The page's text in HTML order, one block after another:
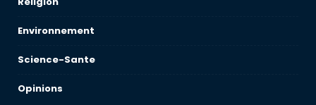
Environnement
Science-Sante
Opinions